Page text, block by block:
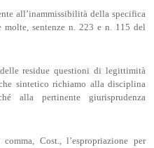
all’inammissibilità della specifica
molte, sentenze n. 223 e n. 115 del
residue questioni di legittimità
sintetico richiamo alla disciplina
alla pertinente giurisprudenza
Cost., l’espropriazione per